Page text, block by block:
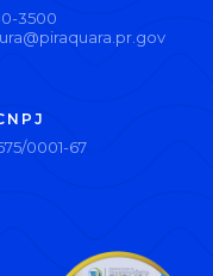
3500
0001-67